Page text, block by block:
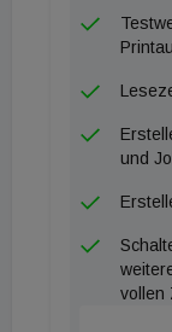
sowie
wichtigsten
stehen.
breiteren
und
vollen